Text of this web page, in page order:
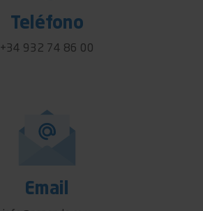
Teléfono
+34 932 74 86 00
Email